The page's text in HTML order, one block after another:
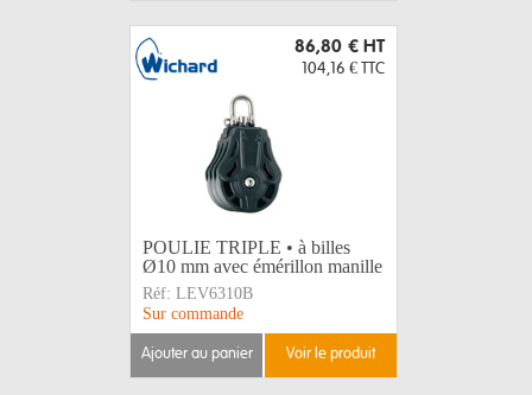
86,80 € HT
104,16 € TTC
POULIE TRIPLE • à billes
Ø10 mm avec émérillon manille
Réf: LEV6310B
Sur commande
ajouter au panier voir le produit